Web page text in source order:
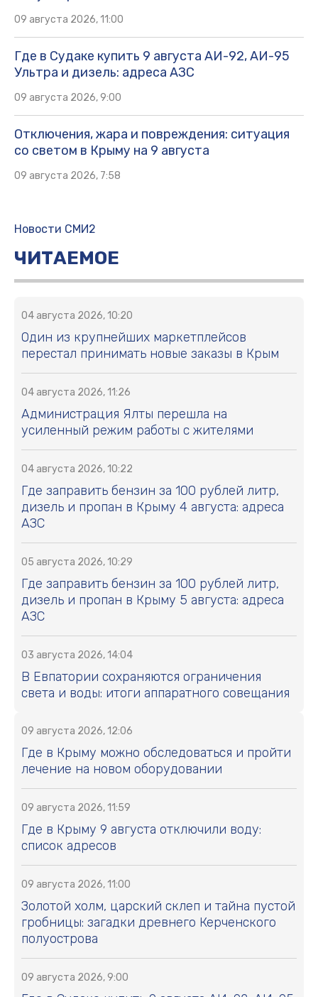
09 августа 2026, 11:00
Где в Судаке купить 9 августа АИ-92, АИ-95
Ультра и дизель: адреса АЗС
09 августа 2026, 9:00
Отключения, жара и повреждения: ситуация
со светом в Крыму на 9 августа
09 августа 2026, 7:58
Новости СМИ2
ЧИТАЕМОЕ
04 августа 2026, 10:20
Один из крупнейших маркетплейсов
перестал принимать новые заказы в Крым
04 августа 2026, 11:26
Администрация Ялты перешла на
усиленный режим работы с жителями
04 августа 2026, 10:22
Где заправить бензин за 100 рублей литр,
дизель и пропан в Крыму 4 августа: адреса
АЗС
05 августа 2026, 10:29
Где заправить бензин за 100 рублей литр,
дизель и пропан в Крыму 5 августа: адреса
АЗС
03 августа 2026, 14:04
В Евпатории сохраняются ограничения
света и воды: итоги аппаратного совещания
09 августа 2026, 12:06
Где в Крыму можно обследоваться и пройти
лечение на новом оборудовании
09 августа 2026, 11:59
Где в Крыму 9 августа отключили воду:
список адресов
09 августа 2026, 11:00
Золотой холм, царский склеп и тайна пустой
гробницы: загадки древнего Керченского
полуострова
09 августа 2026, 9:00